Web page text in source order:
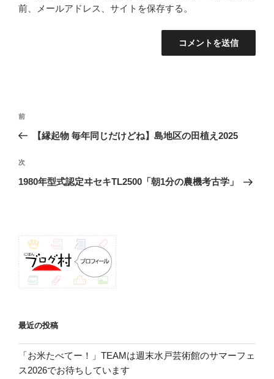
前、メールアドレス、サイトを保存する。
投
ナ
ビ
ゲ
ン
前
の
稿
前
【縁起物 毎年同じだけどね】島地区の田植え2025
次
の
次
1980年型式認定ヰセキTL2500「朝1分の農機考古学」
最近の投稿
「お米たべてー！」TEAMは週末水戸芸術館のサマーフェ
ス2026でお待ちしています